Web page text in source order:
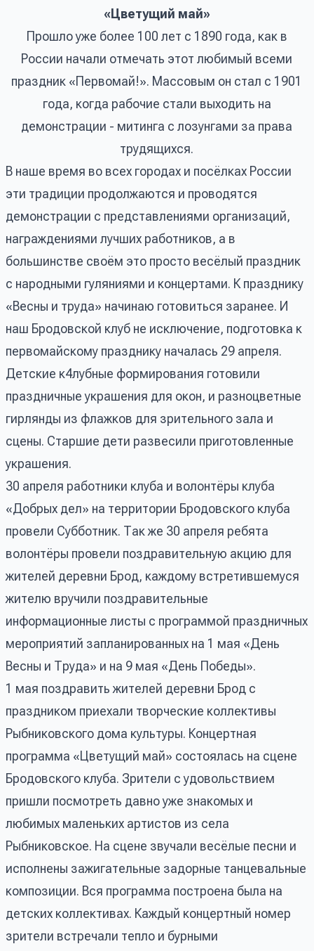
«Цветущий май»
Прошло уже более 100 лет с 1890 года, как в
России начали отмечать этот любимый всеми
праздник «Первомай!». Массовым он стал с 1901
года, когда рабочие стали выходить на
демонстрации - митинга с лозунгами за права
трудящихся.
В наше время во всех городах и посёлках России
эти традиции продолжаются и проводятся
демонстрации с представлениями организаций,
награждениями лучших работников, а в
большинстве своём это просто весёлый праздник
с народными гуляниями и концертами. К празднику
«Весны и труда» начинаю готовиться заранее. И
наш Бродовской клуб не исключение, подготовка к
первомайскому празднику началась 29 апреля.
Детские к4лубные формирования готовили
праздничные украшения для окон, и разноцветные
гирлянды из флажков для зрительного зала и
сцены. Старшие дети развесили приготовленные
украшения.
30 апреля работники клуба и волонтёры клуба
«Добрых дел» на территории Бродовского клуба
провели Субботник. Так же 30 апреля ребята
волонтёры провели поздравительную акцию для
жителей деревни Брод, каждому встретившемуся
жителю вручили поздравительные
информационные листы с программой праздничных
мероприятий запланированных на 1 мая «День
Весны и Труда» и на 9 мая «День Победы».
1 мая поздравить жителей деревни Брод с
праздником приехали творческие коллективы
Рыбниковского дома культуры. Концертная
программа «Цветущий май» состоялась на сцене
Бродовского клуба. Зрители с удовольствием
пришли посмотреть давно уже знакомых и
любимых маленьких артистов из села
Рыбниковское. На сцене звучали весёлые песни и
исполнены зажигательные задорные танцевальные
композиции. Вся программа построена была на
детских коллективах. Каждый концертный номер
зрители встречали тепло и бурными